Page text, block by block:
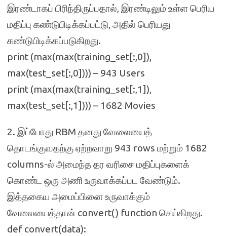
இரண்டாகப் பிரிந்திருப்பதால், இரண்டிலும் உள்ள பெரிய
மதிப்பு கண்டுபிடிக்கப்பட்டு, அதில் பெரியது
கண்டுபிடிக்கப்படுகிறது.
print (max(max(training_set[:,0]),
max(test_set[:,0]))) – 943 Users
print (max(max(training_set[:,1]),
max(test_set[:,1]))) – 1682 Movies
2. இப்போது RBM தனது வேலையைத்
தொடங்குவதற்கு ஏற்றவாறு 943 rows மற்றும் 1682
columns-ல் அமைந்த தர வரிசை மதிப்புகளைக்
கொண்ட ஒரு அணி உருவாக்கப்பட வேண்டும்.
இத்தகைய அமைப்பினை உருவாக்கும்
வேலையைத்தான் convert() function செய்கிறது.
def convert(data):